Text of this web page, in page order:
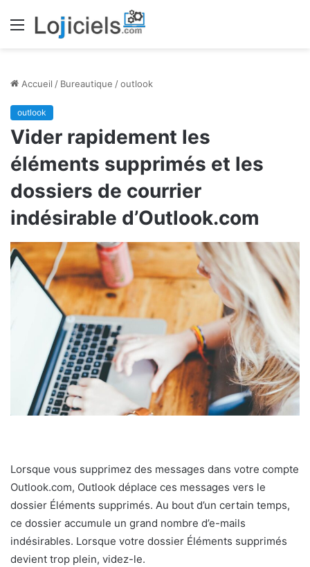
Menu
Accueil / Bureautique /outlook
outlook
Vider rapidement les
éléments supprimés et les
dossiers de courrier
indésirable d’Outlook.com
Lorsque vous supprimez des messages dans votre compte
Outlook.com, Outlook déplace ces messages vers le
dossier Éléments supprimés. Au bout d’un certain temps,
ce dossier accumule un grand nombre d’e-mails
indésirables. Lorsque votre dossier Éléments supprimés
devient trop plein, videz-le.